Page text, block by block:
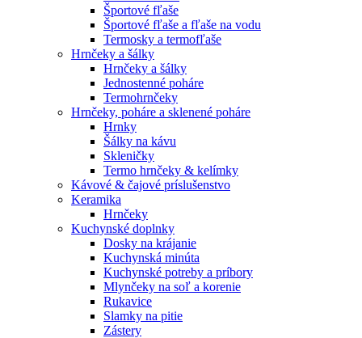
Športové fľaše
Športové fľaše a fľaše na vodu
Termosky a termofľaše
Hrnčeky a šálky
Hrnčeky a šálky
Jednostenné poháre
Termohrnčeky
Hrnčeky, poháre a sklenené poháre
Hrnky
Šálky na kávu
Skleničky
Termo hrnčeky & kelímky
Kávové & čajové príslušenstvo
Keramika
Hrnčeky
Kuchynské doplnky
Dosky na krájanie
Kuchynská minúta
Kuchynské potreby a príbory
Mlynčeky na soľ a korenie
Rukavice
Slamky na pitie
Zástery